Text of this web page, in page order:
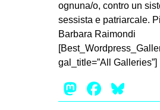
SPORT
MOVIMENTI
AMBIENTE
DIRITTO
ognuna/o, contro un
sessista e patriarcale.
Barbara Raimondi
gal_title=”All Galleries”]
Mastodon